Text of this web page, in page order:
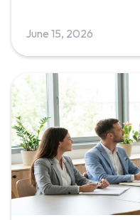
June 15, 2026